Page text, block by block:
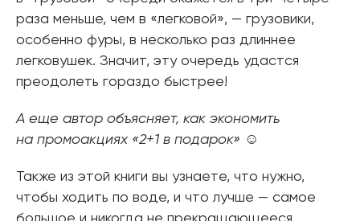
раза меньше, чем в «легковой», — грузовики,
особенно фуры, в несколько раз длиннее
легковушек. Значит, эту очередь удастся
преодолеть гораздо быстрее!
А еще автор объясняет, как экономить
на промоакциях «2+1 в подарок» ☺
Также из этой книги вы узнаете, что нужно,
чтобы ходить по воде, и что лучше — самое